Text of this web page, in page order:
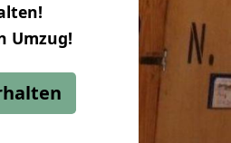
Umzug!